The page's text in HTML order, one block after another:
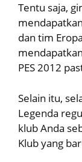
Tentu saja,
dan tim
PES 2012
Selain itu,
Legenda
klub Anda
Klub yang